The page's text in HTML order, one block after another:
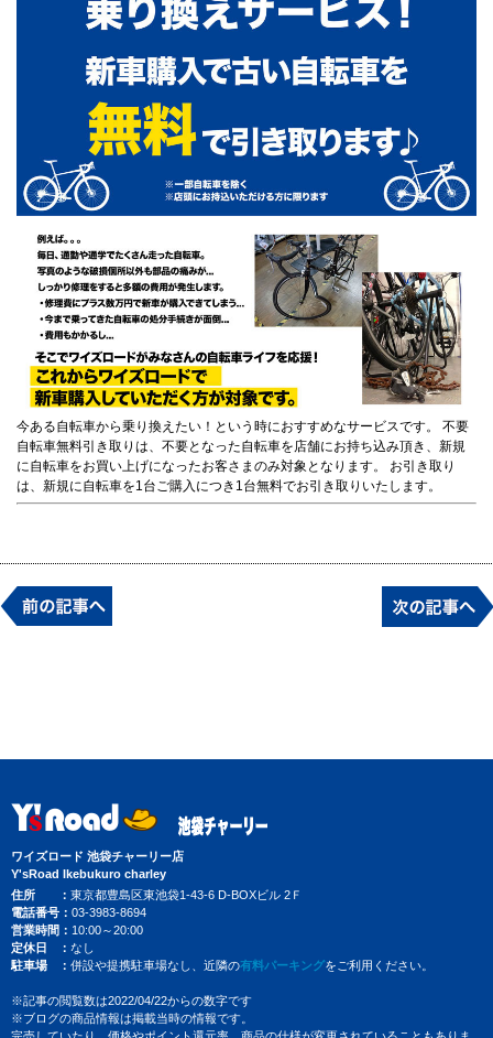
今ある自転車から乗り換えたい！という時におすすめなサービスです。 不要
自転車無料引き取りは、不要となった自転車を店舗にお持ち込み頂き、新規
に自転車をお買い上げになったお客さまのみ対象となります。 お引き取り
は、新規に自転車を1台ご購入につき1台無料でお引き取りいたします。
ワイズロード 池袋チャーリー店
Y'sRoad Ikebukuro charley
住所
東京都豊島区東池袋1-43-6 D-BOXビル 2Ｆ
電話番号
03-3983-8694
営業時間
10:00～20:00
定休日
なし
駐車場
併設や提携駐車場なし、近隣の有料パーキングをご利用ください。
※記事の閲覧数は2022/04/22からの数字です
※ブログの商品情報は掲載当時の情報です。